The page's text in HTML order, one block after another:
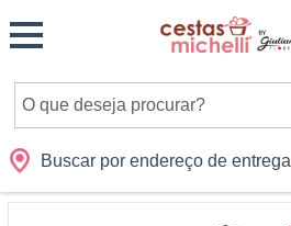
Buscar por endereço de entrega
Cidades Presentes Datas